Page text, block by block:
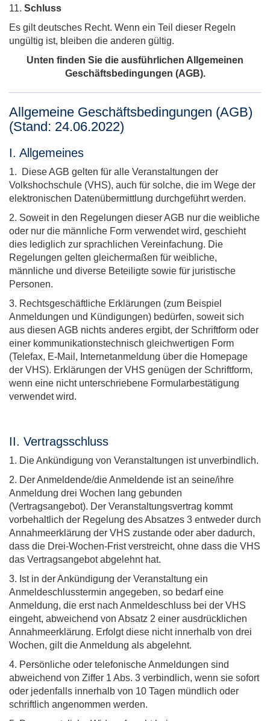
11. Schluss
Es gilt deutsches Recht. Wenn ein Teil dieser Regeln
ungültig ist, bleiben die anderen gültig.
Unten finden Sie die ausführlichen Allgemeinen
Geschäftsbedingungen (AGB).
Allgemeine Geschäftsbedingungen (AGB)
(Stand: 24.06.2022)
I. Allgemeines
1. Diese AGB gelten für alle Veranstaltungen der
Volkshochschule (VHS), auch für solche, die im Wege der
elektronischen Datenübermittlung durchgeführt werden.
2. Soweit in den Regelungen dieser AGB nur die weibliche
oder nur die männliche Form verwendet wird, geschieht
dies lediglich zur sprachlichen Vereinfachung. Die
Regelungen gelten gleichermaßen für weibliche,
männliche und diverse Beteiligte sowie für juristische
Personen.
3. Rechtsgeschäftliche Erklärungen (zum Beispiel
Anmeldungen und Kündigungen) bedürfen, soweit sich
aus diesen AGB nichts anderes ergibt, der Schriftform oder
einer kommunikationstechnisch gleichwertigen Form
(Telefax, E-Mail, Internetanmeldung über die Homepage
der VHS). Erklärungen der VHS genügen der Schriftform,
wenn eine nicht unterschriebene Formularbestätigung
verwendet wird.
II. Vertragsschluss
1. Die Ankündigung von Veranstaltungen ist unverbindlich.
2. Der Anmeldende/die Anmeldende ist an seine/ihre
Anmeldung drei Wochen lang gebunden
(Vertragsangebot). Der Veranstaltungsvertrag kommt
vorbehaltlich der Regelung des Absatzes 3 entweder durch
Annahmeerklärung der VHS zustande oder aber dadurch,
dass die Drei-Wochen-Frist verstreicht, ohne dass die VHS
das Vertragsangebot abgelehnt hat.
3. Ist in der Ankündigung der Veranstaltung ein
Anmeldeschlusstermin angegeben, so bedarf eine
Anmeldung, die erst nach Anmeldeschluss bei der VHS
eingeht, abweichend von Absatz 2 einer ausdrücklichen
Annahmeerklärung. Erfolgt diese nicht innerhalb von drei
Wochen, gilt die Anmeldung als abgelehnt.
4. Persönliche oder telefonische Anmeldungen sind
abweichend von Ziffer 1 Abs. 3 verbindlich, wenn sie sofort
oder jedenfalls innerhalb von 10 Tagen mündlich oder
schriftlich angenommen werden.